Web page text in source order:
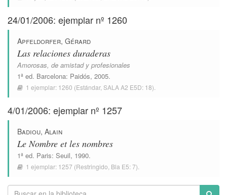
24/01/2006: ejemplar nº 1260
Apfeldorfer, Gérard
Las relaciones duraderas
Amorosas, de amistad y profesionales
1ª ed. Barcelona: Paidós, 2005.
1 ejemplar: 1260 (Estándar, SALA A2 E5D: 18).
4/01/2006: ejemplar nº 1257
Badiou, Alain
Le Nombre et les nombres
1ª ed. Paris: Seuil, 1990.
1 ejemplar: 1257 (Restringido, Bla E5: 7).